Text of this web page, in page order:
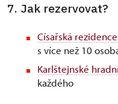
7. Jak rezervovat?
Císařská rezidence
s více než 10
Karlštejnské
každého